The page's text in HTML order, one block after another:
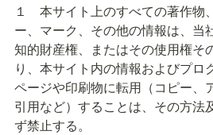
１　本サイト上のすべての著作物
ー、マーク、その他の情報は、当
知的財産権、またはその使用権そ
り、本サイト内の情報およびプロ
ページや印刷物に転用（コピー、
引用など）することは、その方法
ず禁止する。